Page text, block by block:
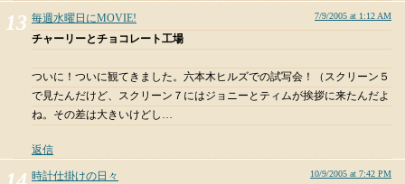
毎週水曜日にMOVIE! 7/9/2005 at 1:12 AM
チャーリーとチョコレート工場
ついに！ついに観てきました。六本木ヒルズでの試写会！（スクリーン５
で見たんだけど、スクリーン７にはジョニーとティムが挨拶に来たんだよ
ね。その差は大きいけどし…
返信
時計仕掛けの日々 10/9/2005 at 7:42 PM